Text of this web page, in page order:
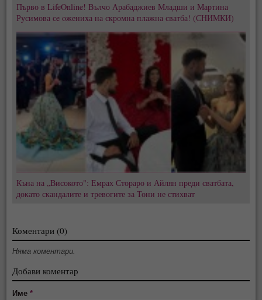
Първо в LifeOnline! Вълчо Арабаджиев Младши и Мартина
Русимова сe oжениха на скромна плажна сватба! (СНИМКИ)
Къна на „Високото": Емрах Стораро и Айлян преди сватбата,
докато скандалите и тревогите за Тони не стихват
Коментари (0)
Няма коментари.
Добави коментар
Име*